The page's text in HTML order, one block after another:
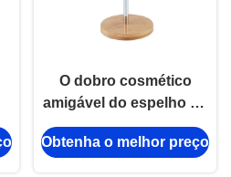
O dobro cosmético
amigável do espelho da
tabela de Eco toma
partido bambu Desktop
Obtenha o melhor preço